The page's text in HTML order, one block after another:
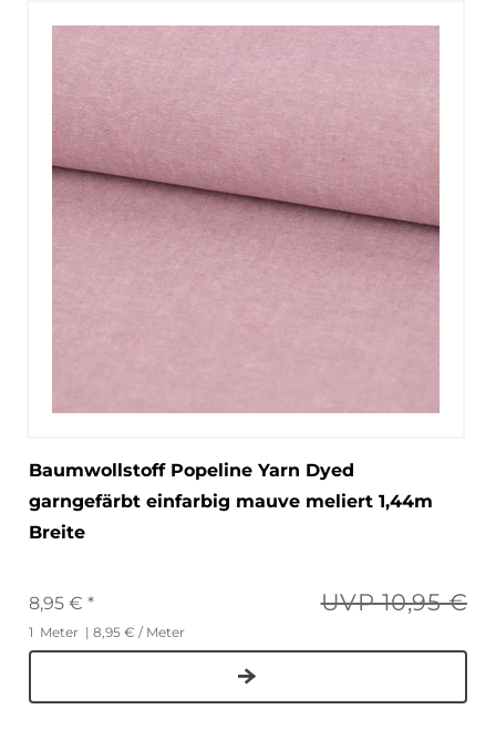
Baumwollstoff Popeline Yarn Dyed
garngefärbt einfarbig mauve meliert 1,44m
Breite
UVP 10,95 €
8,95 € *
1 Meter | 8,95 € / Meter